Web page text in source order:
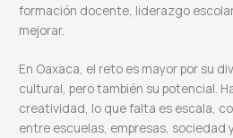
formación docente, liderazgo
mejorar.
En Oaxaca, el reto es mayor por su
cultural, pero también su potencial.
creatividad, lo que falta es escala,
entre escuelas, empresas, sociedad